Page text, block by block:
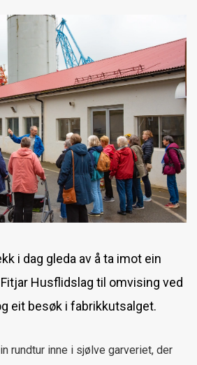
i dag gleda av å ta imot ein
Husflidslag til omvising ved
eit besøk i fabrikkutsalget.
rundtur inne i sjølve garveriet, der